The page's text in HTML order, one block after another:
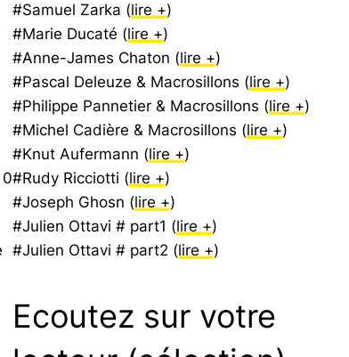
#Samuel Zarka (lire +)
#Marie Ducaté (lire +)
#Anne-James Chaton (lire +)
#Pascal Deleuze & Macrosillons (lire +)
#Philippe Pannetier & Macrosillons (lire +)
#Michel Cadière & Macrosillons (lire +)
#Knut Aufermann (lire +)
#Rudy Ricciotti (lire +)
#Joseph Ghosn (lire +)
#Julien Ottavi # part1 (lire +)
#Julien Ottavi # part2 (lire +)
Ecoutez sur votre